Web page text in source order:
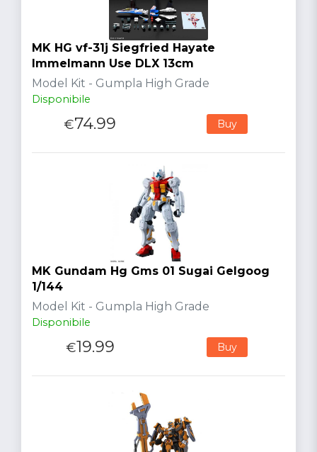
MK HG vf-31j Siegfried Hayate
Immelmann Use DLX 13cm
Model Kit - Gumpla High Grade
Disponibile
€74.99 Buy
MK Gundam Hg Gms 01 Sugai Gelgoog
1/144
Model Kit - Gumpla High Grade
Disponibile
€19.99 Buy